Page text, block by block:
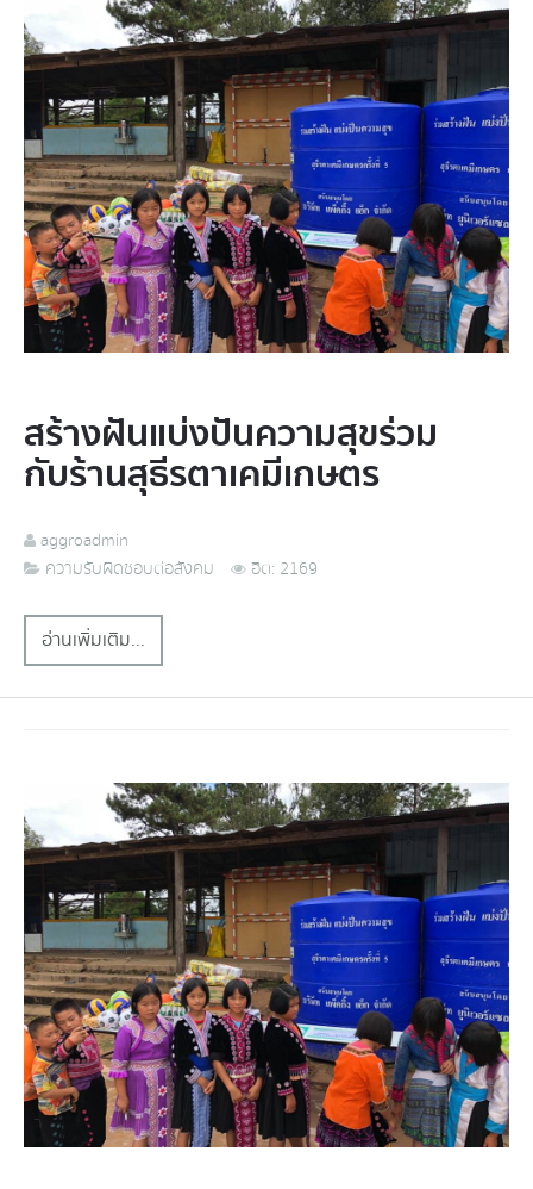
สร้างฝันแบ่งปันความสุขร่วม
กับร้านสุธีรตาเคมีเกษตร
aggroadmin
ความรับผิดชอบต่อสังคม
ฮิต: 2169
อ่านเพิ่มเติม...